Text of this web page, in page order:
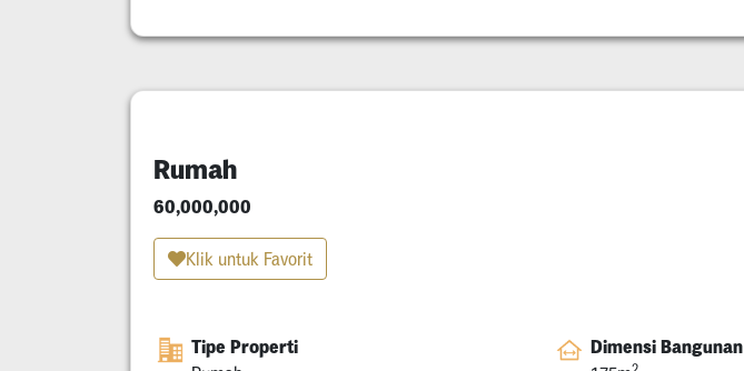
Rumah
60,000,000
Klik untuk Favorit
Tipe Properti Dimensi Bangunan
2